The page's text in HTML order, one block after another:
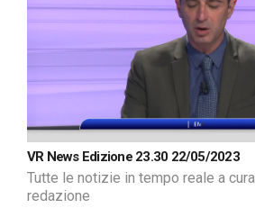
VR News Edizione 23.30 22/05/2023
Tutte le notizie in tempo reale a
redazione